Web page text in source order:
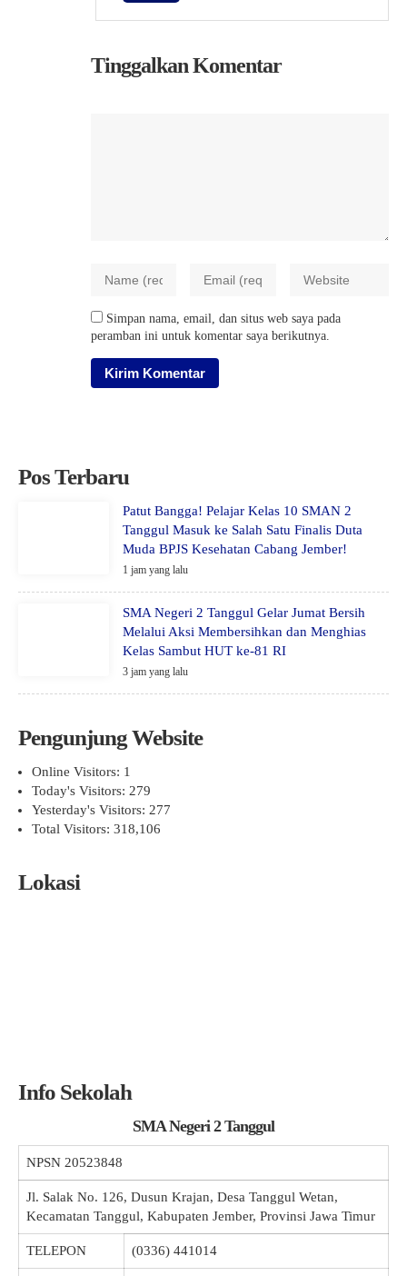
Tinggalkan Komentar
Simpan nama, email, dan situs web saya pada
peramban ini untuk komentar saya berikutnya.
Pos Terbaru
Patut Bangga! Pelajar Kelas 10 SMAN 2
Tanggul Masuk ke Salah Satu Finalis Duta
Muda BPJS Kesehatan Cabang Jember!
1 jam yang lalu
SMA Negeri 2 Tanggul Gelar Jumat Bersih
Melalui Aksi Membersihkan dan Menghias
Kelas Sambut HUT ke-81 RI
3 jam yang lalu
Pengunjung Website
Online Visitors: 1
Today's Visitors: 279
Yesterday's Visitors: 277
Total Visitors: 318,106
Lokasi
Info Sekolah
SMA Negeri 2 Tanggul
NPSN 20523848
Jl. Salak No. 126, Dusun Krajan, Desa Tanggul Wetan,
Kecamatan Tanggul, Kabupaten Jember, Provinsi Jawa Timur
TELEPON (0336) 441014